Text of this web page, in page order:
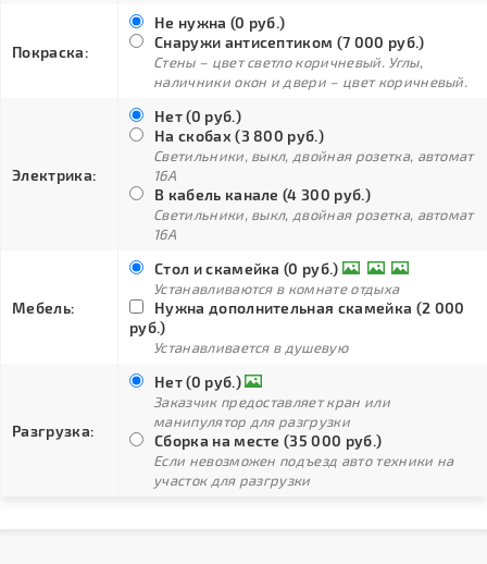
Покраска:
Не нужна (0 руб.)
Снаружи антисептиком (7 000 руб.)
Стены – цвет светло коричневый. Углы,
наличники окон и двери – цвет коричневый.
Электрика:
Нет (0 руб.)
На скобах (3 800 руб.)
Светильники, выкл, двойная розетка, автомат
16А
В кабель канале (4 300 руб.)
Светильники, выкл, двойная розетка, автомат
16А
Мебель:
Стол и скамейка (0 руб.)
Устанавливаются в комнате отдыха
Нужна дополнительная скамейка (2 000
руб.)
Устанавливается в душевую
Разгрузка:
Нет (0 руб.)
Заказчик предоставляет кран или
манипулятор для разгрузки
Сборка на месте (35 000 руб.)
Если невозможен подъезд авто техники на
участок для разгрузки